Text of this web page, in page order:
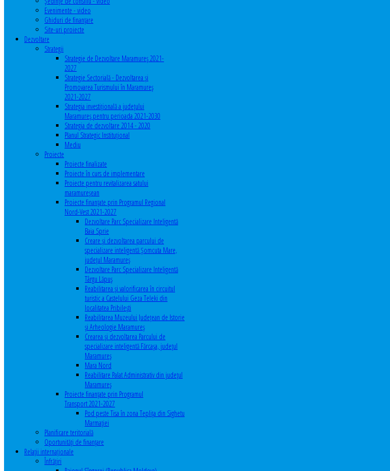
Evenimente - video
Ghiduri de finanţare
Site-uri proiecte
Dezvoltare
Strategii
Strategie de Dezvoltare Maramureș 2021-
2027
Strategie Sectorială - Dezvoltarea și
Promovarea Turismului în Maramureș
2021-2027
Strategia investiţională a județului
Maramureș pentru perioada 2021-2030
Strategia de dezvoltare 2014 - 2020
Planul Strategic Instituţional
Mediu
Proiecte
Proiecte finalizate
Proiecte în curs de implementare
Proiecte pentru revitalizarea satului
maramureşean
Proiecte finanțate prin Programul Regional
Nord-Vest 2021-2027
Dezvoltare Parc Specializare Inteligentă
Baia Sprie
Creare și dezvoltarea parcului de
specializare inteligentă Șomcuta Mare,
județul Maramureș
Dezvoltare Parc Specializare Inteligentă
Târgu Lăpuș
Reabilitarea și valorificarea în circuitul
turistic a Castelului Geza Teleki din
localitatea Pribilești
Reabilitarea Muzeului Județean de Istorie
și Arheologie Maramureș
Crearea și dezvoltarea Parcului de
specializare inteligentă Fărcașa, județul
Maramureș
Mara Nord
Reabilitare Palat Administrativ din județul
Maramureș
Proiecte finanțate prin Programul
Transport 2021-2027
Pod peste Tisa în zona Teplița din Sighetu
Marmației
Planificare teritorială
Oportunităţi de finanţare
Relaţii internaţionale
Înfrăţiri